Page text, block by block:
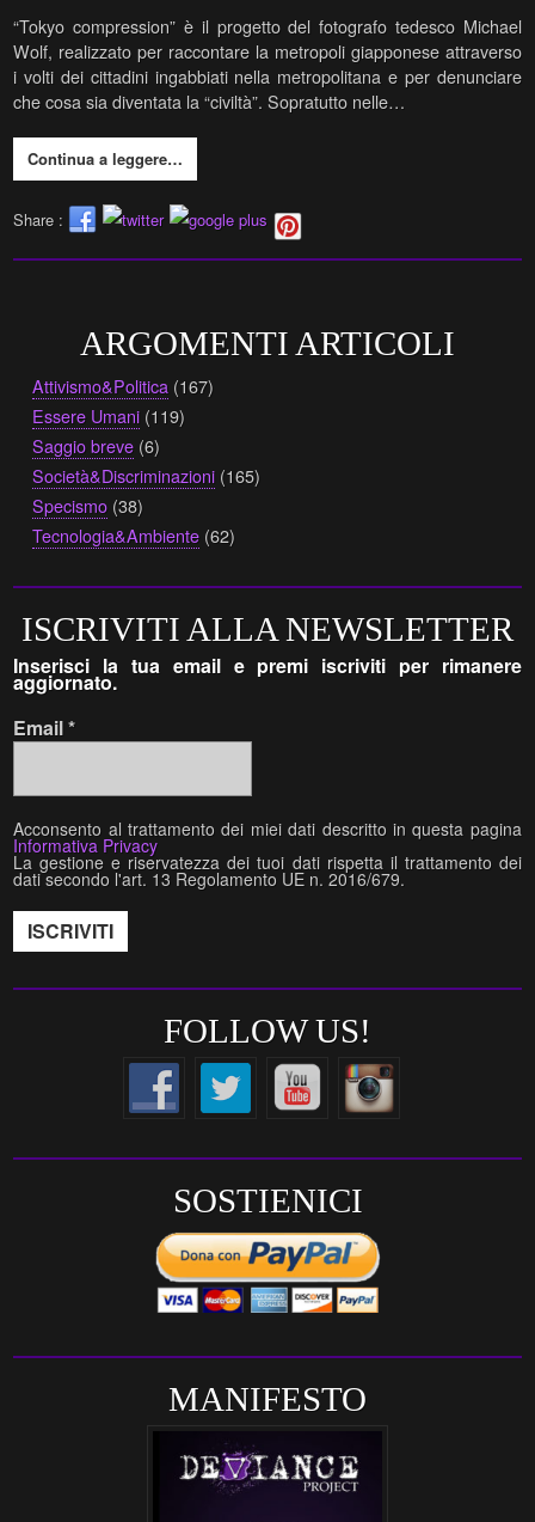
“Tokyo compression” è il progetto del fotografo tedesco Michael
Wolf, realizzato per raccontare la metropoli giapponese attraverso
i volti dei cittadini ingabbiati nella metropolitana e per denunciare
che cosa sia diventata la “civiltà”. Sopratutto nelle…
Continua a leggere…
Share :
ARGOMENTI ARTICOLI
Attivismo&Politica (167)
Essere Umani (119)
Saggio breve (6)
Società&Discriminazioni (165)
Specismo (38)
Tecnologia&Ambiente (62)
ISCRIVITI ALLA NEWSLETTER
Inserisci la tua email e premi iscriviti per rimanere
aggiornato.
Email*
Acconsento al trattamento dei miei dati descritto in questa pagina
Informativa Privacy
La gestione e riservatezza dei tuoi dati rispetta il trattamento dei
dati secondo l'art. 13 Regolamento UE n. 2016/679.
FOLLOW US!
SOSTIENICI
MANIFESTO